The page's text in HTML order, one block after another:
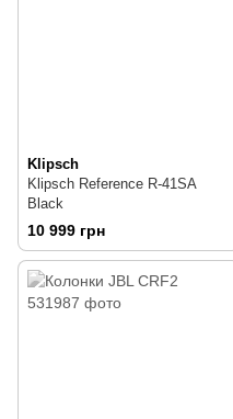
Klipsch
Klipsch Reference R-41SA
Black
10 999 грн